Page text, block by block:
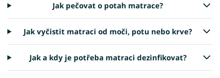
Jak pečovat o potah matrace?
Jak vyčistit matraci od moči, potu nebo krve?
Jak a kdy je potřeba matraci dezinfikovat?